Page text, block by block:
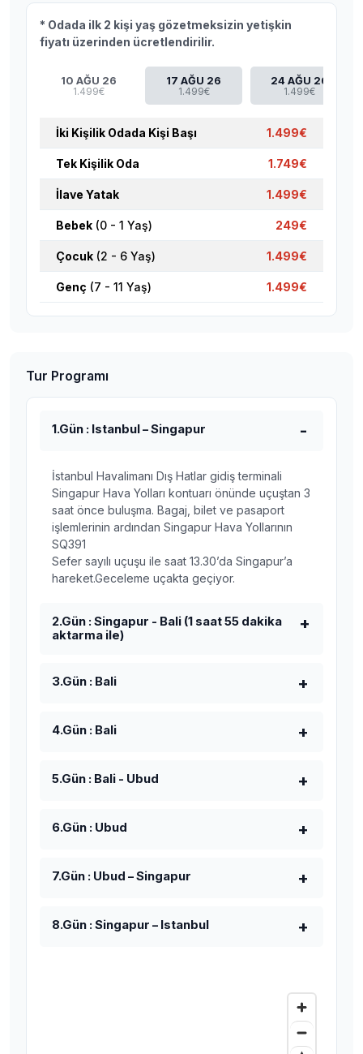
* Odada ilk 2 kişi yaş gözetmeksizin yetişkin
fiyatı üzerinden ücretlendirilir.
10 AĞU 26
1.499€
17 AĞU 26
1.499€
24 AĞU 26
1.499€
İki Kişilik Odada Kişi Başı 1.499€
Tek Kişilik Oda 1.749€
İlave Yatak 1.499€
Bebek (0 - 1 Yaş) 249€
Çocuk (2 - 6 Yaş) 1.499€
Genç (7 - 11 Yaş) 1.499€
Tur Programı
1.Gün : Istanbul – Singapur
İstanbul Havalimanı Dış Hatlar gidiş terminali
Singapur Hava Yolları kontuarı önünde uçuştan 3
saat önce buluşma. Bagaj, bilet ve pasaport
işlemlerinin ardından Singapur Hava Yollarının
SQ391
Sefer sayılı uçuşu ile saat 13.30’da Singapur’a
hareket.Geceleme uçakta geçiyor.
2.Gün : Singapur - Bali (1 saat 55 dakika
aktarma ile)
3.Gün : Bali
4.Gün : Bali
5.Gün : Bali - Ubud
6.Gün : Ubud
7.Gün : Ubud – Singapur
8.Gün : Singapur – Istanbul